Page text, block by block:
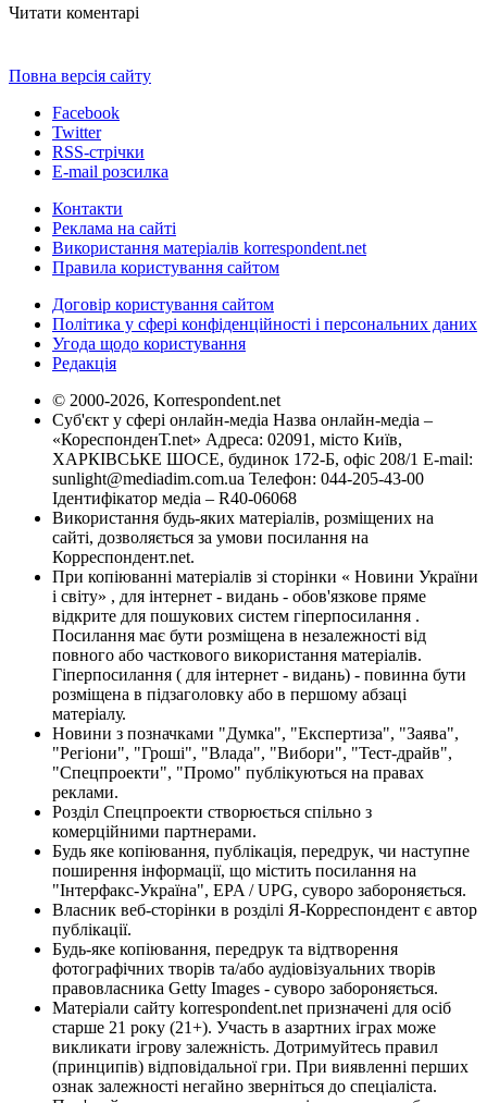
Читати коментарі
Повна версія сайту
Facebook
Twitter
RSS-стрічки
E-mail розсилка
Контакти
Реклама на сайті
Використання матеріалів korrespondent.net
Правила користування сайтом
Договір користування сайтом
Політика у сфері конфіденційності і персональних даних
Угода щодо користування
Редакція
© 2000-2026, Korrespondent.net
Суб'єкт у сфері онлайн-медіа Назва онлайн-медіа –
«КореспонденТ.net» Адреса: 02091, місто Київ,
ХАРКІВСЬКЕ ШОСЕ, будинок 172-Б, офіс 208/1 E-mail:
sunlight@mediadim.com.ua Телефон: 044-205-43-00
Ідентифікатор медіа – R40-06068
Використання будь-яких матеріалів, розміщених на
сайті, дозволяється за умови посилання на
Корреспондент.net.
При копіюванні матеріалів зі сторінки « Новини України
і світу» , для інтернет - видань - обов'язкове пряме
відкрите для пошукових систем гіперпосилання .
Посилання має бути розміщена в незалежності від
повного або часткового використання матеріалів.
Гіперпосилання ( для інтернет - видань) - повинна бути
розміщена в підзаголовку або в першому абзаці
матеріалу.
Новини з позначками "Думка", "Експертиза", "Заява",
"Регіони", "Гроші", "Влада", "Вибори", "Тест-драйв",
"Спецпроекти", "Промо" публікуються на правах
реклами.
Розділ Спецпроекти створюється спільно з
комерційними партнерами.
Будь яке копіювання, публікація, передрук, чи наступне
поширення інформації, що містить посилання на
"Інтерфакс-Україна", EPA / UPG, суворо забороняється.
Власник веб-сторінки в розділі Я-Корреспондент є автор
публікації.
Будь-яке копіювання, передрук та відтворення
фотографічних творів та/або аудіовізуальних творів
правовласника Getty Images - суворо забороняється.
Матеріали сайту korrespondent.net призначені для осіб
старше 21 року (21+). Участь в азартних іграх може
викликати ігрову залежність. Дотримуйтесь правил
(принципів) відповідальної гри. При виявленні перших
ознак залежності негайно зверніться до спеціаліста.